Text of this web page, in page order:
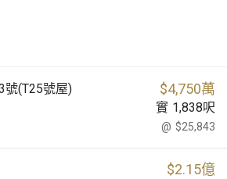
號(T25號屋) $4,750萬
實 1,838呎
@ $25,843
$2.15億